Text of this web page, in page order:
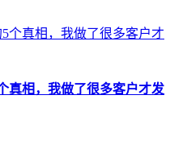
真相，我做了很多客户才发